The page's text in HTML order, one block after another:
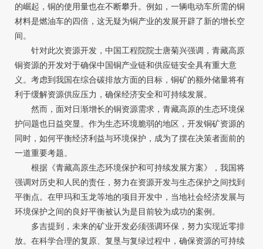
的崛起，铜的使用量也在不断攀升。例如，一辆电动车所需的铜
材料是燃油车的四倍，这无疑为铜产业的发展开辟了新的增长空
间。
针对此次资源开发，中国工程院院士唐菊兴强调，青藏高原
铜资源的开发对于确保中国铜产业链和供应链安全具有重大意
义。考虑到我国在综合碳排放方面的目标，铜矿的额外储量将有
利于缓解资源供应压力，确保经济安全和可持续发展。
然而，面对日渐增长的铜资源需求，青藏高原的生态环境保
护问题也日益突显。作为生态环境脆弱的地区，开发铜矿资源的
同时，如何平衡经济利益与环境保护，成为了摆在决策者面前的
一道重要考题。
根据《青藏高原生态环境保护和可持续发展方案》，我国将
强调对历史和人民的责任，努力在资源开发与生态保护之间找到
平衡点。在甲玛和玉龙等地的项目开发中，当地社会经济发展与
环境保护之间的良好平衡被认为是目前较为成功的案例。
多吉提到，未来的矿业开发必须强调环保，努力实现近零排
放。在科学合理的复原、复垦与复绿过程中，确保资源的可持续